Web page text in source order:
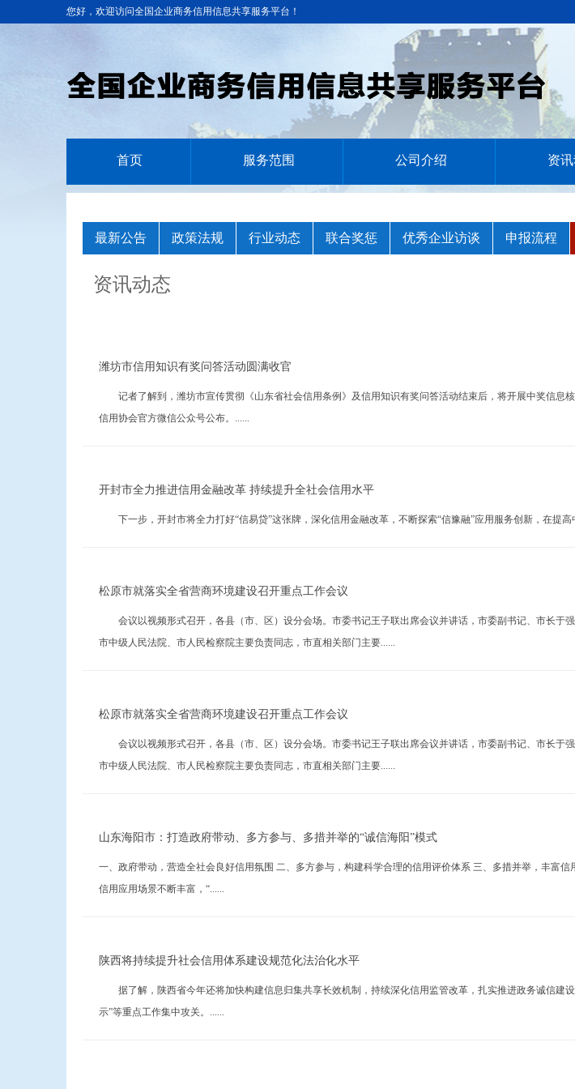
您好，欢迎访问全国企业商务信用信息共享服务平台！
首页 服务范围 公司介绍 资
最新公告 政策法规 行业动态 联合奖惩 优秀企业访谈 申报流程
资讯动态
潍坊市信用知识有奖问答活动圆满收官
记者了解到，潍坊市宣传贯彻《山东省社会信用条例》及信用知识有奖问答活动结束后，将开展中奖信息
信用协会官方微信公众号公布。......
开封市全力推进信用金融改革 持续提升全社会信用水平
下一步，开封市将全力打好“信易贷”这张牌，深化信用金融改革，不断探索“信豫融”应用服务创新，在提
松原市就落实全省营商环境建设召开重点工作会议
会议以视频形式召开，各县（市、区）设分会场。市委书记王子联出席会议并讲话，市委副书记、市长于
市中级人民法院、市人民检察院主要负责同志，市直相关部门主要......
松原市就落实全省营商环境建设召开重点工作会议
会议以视频形式召开，各县（市、区）设分会场。市委书记王子联出席会议并讲话，市委副书记、市长于
市中级人民法院、市人民检察院主要负责同志，市直相关部门主要......
山东海阳市：打造政府带动、多方参与、多措并举的“诚信海阳”模式
一、政府带动，营造全社会良好信用氛围 二、多方参与，构建科学合理的信用评价体系 三、多措并举，丰
信用应用场景不断丰富，“......
陕西将持续提升社会信用体系建设规范化法治化水平
据了解，陕西省今年还将加快构建信息归集共享长效机制，持续深化信用监管改革，扎实推进政务诚信建
示”等重点工作集中攻关。......